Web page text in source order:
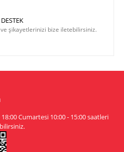
şikayetlerinizi bize iletebilirsiniz.
Cumartesi 10:00 - 15:00 saatleri